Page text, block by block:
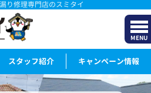
り修理専門店のスミタイ
MENU
スタッフ紹介 キャンペーン情報